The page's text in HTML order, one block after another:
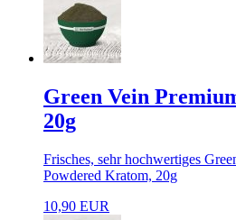
Green Vein
20g
Frisches, sehr hochwertiges
Powdered Kratom, 20g
10,90 EUR